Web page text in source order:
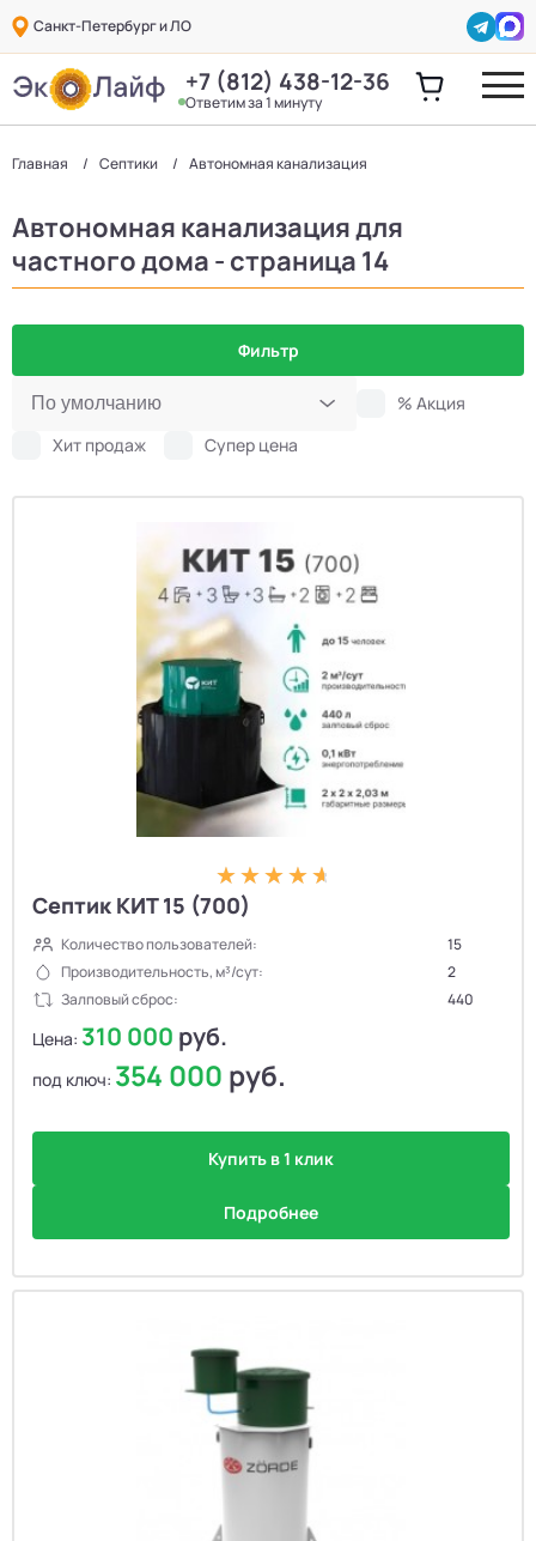
Санкт-Петербург и ЛО
+7 (812) 438-12-36
Ответим за 1 минуту
Главная Септики Автономная канализация
Автономная канализация для
частного дома - страница 14
Фильтр
% Акция
Хит продаж
Супер цена
Септик КИТ 15 (700)
Количество пользователей:
15
Производительность, м³/сут:
2
Залповый сброс:
440
Цена: 310 000 руб.
под ключ: 354 000 руб.
Купить в 1 клик
Подробнее